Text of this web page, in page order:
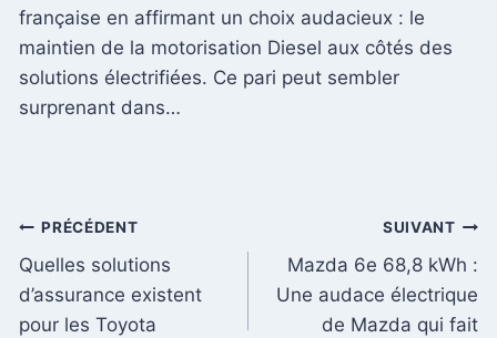
française en affirmant un choix audacieux : le
maintien de la motorisation Diesel aux côtés des
solutions électrifiées. Ce pari peut sembler
surprenant dans…
Navigation
de
l’article
PRÉCÉDENT
Quelles solutions
d’assurance existent
pour les Toyota
SUIVANT
Mazda 6e 68,8 kWh :
Une audace électrique
de Mazda qui fait